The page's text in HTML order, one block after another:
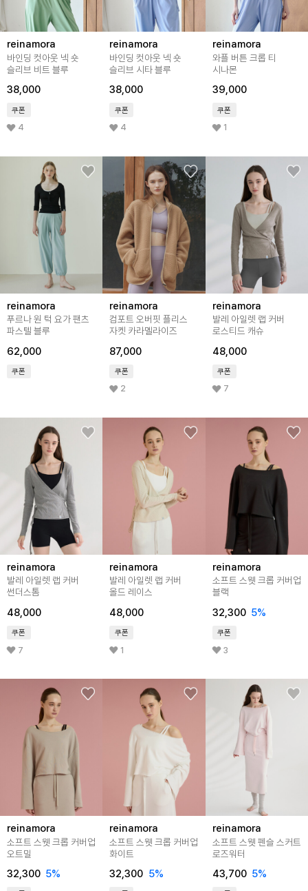
reinamora
바인딩 컷아웃 넥 숏
슬리브 비트 블루
38,000
쿠폰
4
reinamora
바인딩 컷아웃 넥 숏
슬리브 시타 블루
38,000
쿠폰
4
reinamora
와플 버튼 크롭 티
시나몬
39,000
쿠폰
1
reinamora
푸르나 원 턱 요가 팬츠
파스텔 블루
62,000
쿠폰
reinamora
컴포트 오버핏 플리스
자켓 카라멜라이즈
87,000
쿠폰
2
reinamora
발레 아일렛 랩 커버
로스티드 캐슈
48,000
쿠폰
7
reinamora
발레 아일렛 랩 커버
썬더스톰
48,000
쿠폰
7
reinamora
발레 아일렛 랩 커버
올드 레이스
48,000
쿠폰
1
reinamora
소프트 스웻 크롭 커버업
블랙
32,300 5%
쿠폰
3
reinamora
소프트 스웻 크롭 커버업
오트밀
32,300 5%
reinamora
소프트 스웻 크롭 커버업
화이트
32,300 5%
reinamora
소프트 스웻 펜슬 스커트
로즈워터
43,700 5%